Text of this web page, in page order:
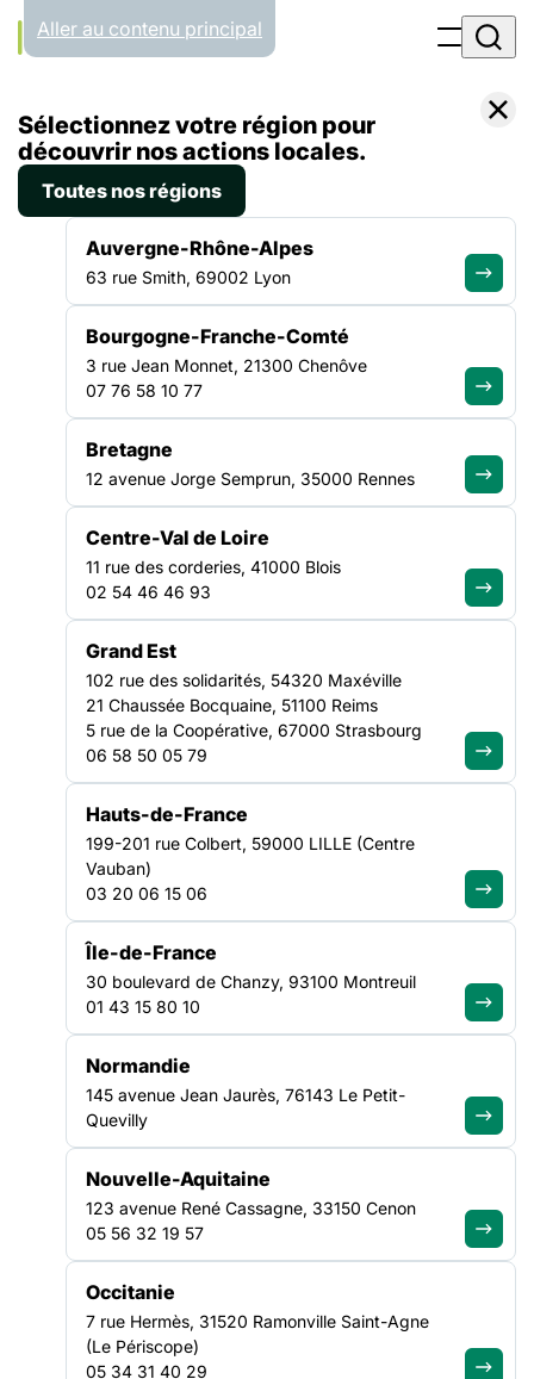
Panneau de gestion des cookies
Aller au contenu principal
Accueil Liste des actualités Cartographie réalisée pour le projet ” coup d’œil sur les invisibles”.
ACTUALITÉ|10 FÉVRIER 2021
Cartographie réalisée pour le
projet ” coup d’œil sur les
invisibles”.
Un des objectifs de ce projet était de créer une cartographie
recensant les structures et actions du territoire de la
Nouvelle-Aquitaine ressources en santé visuelle liées à un
handicap visuel ou pas. Cette cartographie n’a pas pour but
(ophtalmologues et orthoptistes) car un annuaire proposé par
l’assurance maladie
NOUVELLE-AQUITAINE
Un des objectifs de ce projet était de créer une cartographie
recensant lesstructures et actions du territoire
Nouvelle-Aquitaine ressources ensanté visuelle
handicap visuel ou pas.
Cette cartographie n’a pas pour but de recenser les
professionnels libéraux du secteur (ophtalmologues et
remplit déjà ce rôle :
>Annuaire de l’assurance maladie<
Cette cartographie sera mise à jour lorsque cela sera
nécessaire
>Cliquez-ici pour visualiser la cartographie<
Sélectionnez votre région pour
découvrir nos actions locales.
Toutes nos régions
Auvergne-Rhône-Alpes
63 rue Smith, 69002 Lyon
Bourgogne-Franche-Comté
3 rue Jean Monnet, 21300 Chenôve
07 76 58 10 77
Bretagne
12 avenue Jorge Semprun, 35000 Rennes
Centre-Val de Loire
11 rue des corderies, 41000 Blois
02 54 46 46 93
Grand Est
102 rue des solidarités, 54320 Maxéville
21 Chaussée Bocquaine, 51100 Reims
5 rue de la Coopérative, 67000 Strasbourg
06 58 50 05 79
Hauts-de-France
199-201 rue Colbert, 59000 LILLE (Centre
Vauban)
03 20 06 15 06
Île-de-France
30 boulevard de Chanzy, 93100 Montreuil
01 43 15 80 10
Normandie
145 avenue Jean Jaurès, 76143 Le Petit-
Quevilly
Nouvelle-Aquitaine
123 avenue René Cassagne, 33150 Cenon
05 56 32 19 57
Occitanie
7 rue Hermès, 31520 Ramonville Saint-Agne
(Le Périscope)
05 34 31 40 29